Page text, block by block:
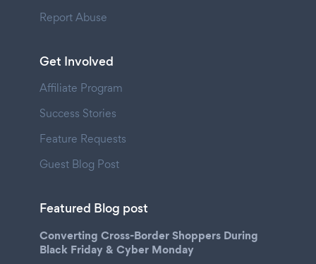
Report Abuse
Get Involved
Affiliate Program
Success Stories
Feature Requests
Guest Blog Post
Featured Blog post
Converting Cross-Border Shoppers During
Black Friday & Cyber Monday